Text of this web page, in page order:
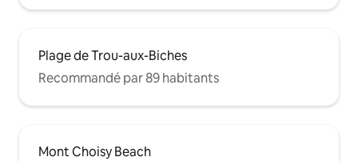
Plage de Trou-aux-Biches
Recommandé par 89 habitants
Mont Choisy Beach